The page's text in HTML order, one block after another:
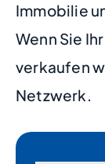
Immobilie
Wenn Sie
verkaufen
Netzwerk.